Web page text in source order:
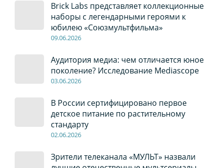
Brick Labs представляет коллекционные
наборы с легендарными героями к
юбилею «Союзмультфильма»
09.06.2026
Аудитория медиа: чем отличается юное
поколение? Исследование Mediascope
03.06.2026
В России сертифицировано первое
детское питание по растительному
стандарту
02.06.2026
Зрители телеканала «МУЛЬТ» назвали